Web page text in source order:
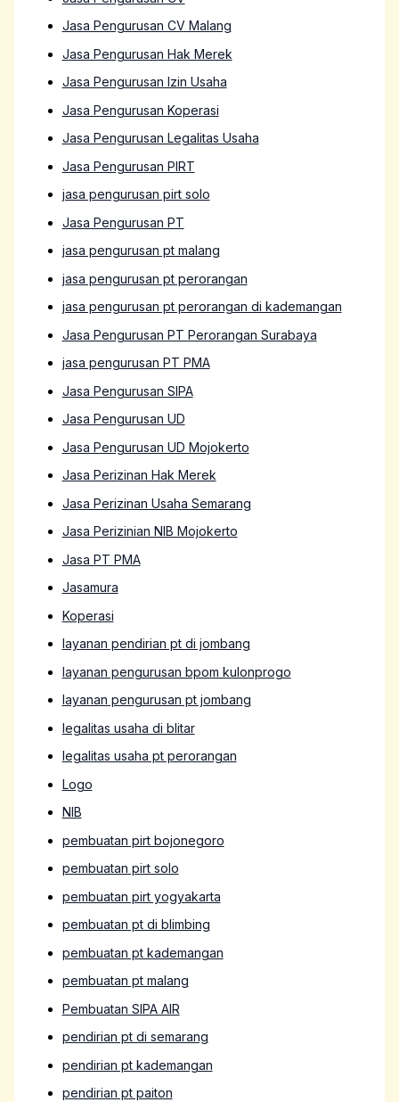
Jasa Pengurusan CV Malang
Jasa Pengurusan Hak Merek
Jasa Pengurusan Izin Usaha
Jasa Pengurusan Koperasi
Jasa Pengurusan Legalitas Usaha
Jasa Pengurusan PIRT
jasa pengurusan pirt solo
Jasa Pengurusan PT
jasa pengurusan pt malang
jasa pengurusan pt perorangan
jasa pengurusan pt perorangan di kademangan
Jasa Pengurusan PT Perorangan Surabaya
jasa pengurusan PT PMA
Jasa Pengurusan SIPA
Jasa Pengurusan UD
Jasa Pengurusan UD Mojokerto
Jasa Perizinan Hak Merek
Jasa Perizinan Usaha Semarang
Jasa Perizinian NIB Mojokerto
Jasa PT PMA
Jasamura
Koperasi
layanan pendirian pt di jombang
layanan pengurusan bpom kulonprogo
layanan pengurusan pt jombang
legalitas usaha di blitar
legalitas usaha pt perorangan
Logo
NIB
pembuatan pirt bojonegoro
pembuatan pirt solo
pembuatan pirt yogyakarta
pembuatan pt di blimbing
pembuatan pt kademangan
pembuatan pt malang
Pembuatan SIPA AIR
pendirian pt di semarang
pendirian pt kademangan
pendirian pt paiton